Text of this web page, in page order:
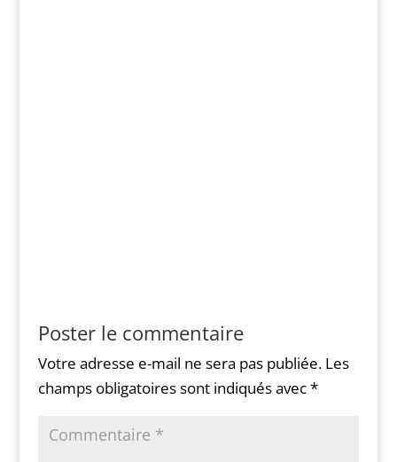
Poster le commentaire
Votre adresse e-mail ne sera pas publiée. Les
champs obligatoires sont indiqués avec*